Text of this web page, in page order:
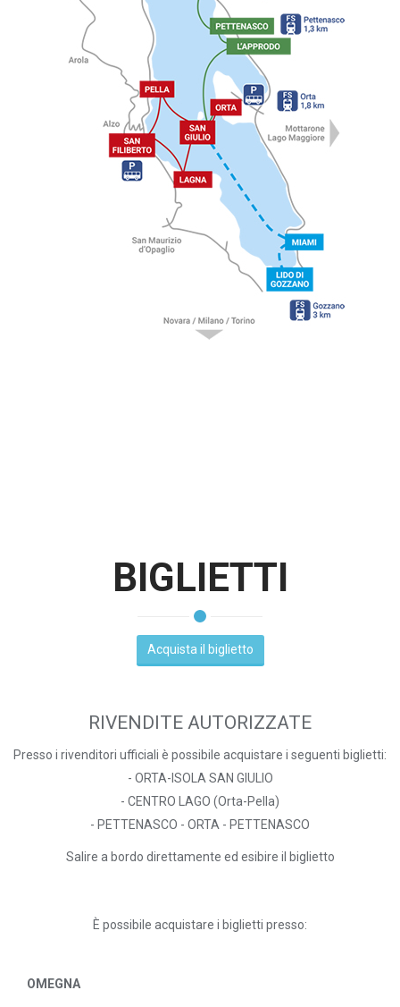
BIGLIETTI
Acquista il biglietto
RIVENDITE AUTORIZZATE
Presso i rivenditori ufficiali è possibile acquistare i seguenti biglietti:
- ORTA-ISOLA SAN GIULIO
- CENTRO LAGO (Orta-Pella)
- PETTENASCO - ORTA - PETTENASCO
Salire a bordo direttamente ed esibire il biglietto
È possibile acquistare i biglietti presso:
OMEGNA